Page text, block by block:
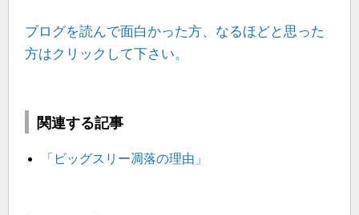
ブログを読んで面白かった方、なるほどと思った
方はクリックして下さい。
関連する記事
「ビッグスリー凋落の理由」